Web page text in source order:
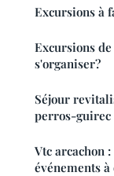
Excursions à
Excursions
s'organiser?
Séjour
perros-guirec
Vtc arcachon
événements